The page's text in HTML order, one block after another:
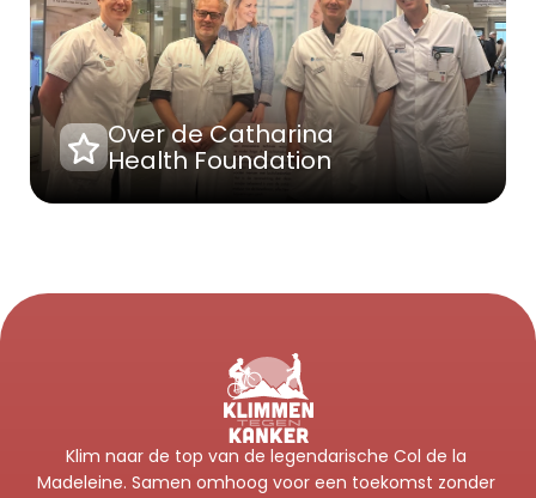
Over de Catharina
Health Foundation
Klim naar de top van de legendarische Col de la
Madeleine. Samen omhoog voor een toekomst zonder